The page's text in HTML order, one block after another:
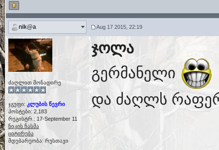
nik@a Aug 17 2015, 22:19
ძაღლით მონადირე
ჯგუფი: კლუბის წევრი
პოსტები: 2,183
რეგისტრ.: 17-September 11
ნიკის ჩასმა
ციტირება
მდებარეობა: რუსთავი
ჯოლა
გერმანელი
და ძაღლს